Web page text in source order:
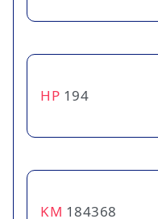
194
HP
184368
KM